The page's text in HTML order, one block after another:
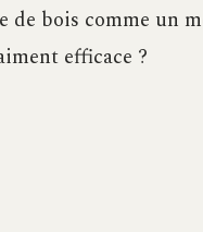
bois comme un
efficace ?